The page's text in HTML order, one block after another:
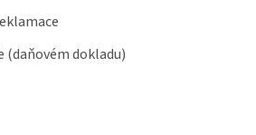
(daňovém dokladu)